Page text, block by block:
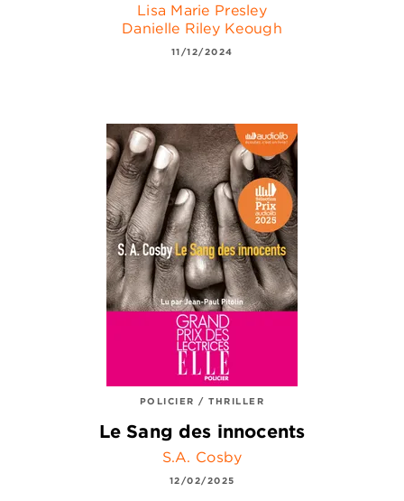
Lisa Marie Presley
Danielle Riley Keough
11/12/2024
POLICIER / THRILLER
Le Sang des innocents
S.A. Cosby
12/02/2025